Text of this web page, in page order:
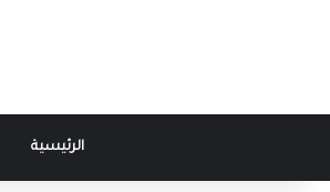
الرئيسية